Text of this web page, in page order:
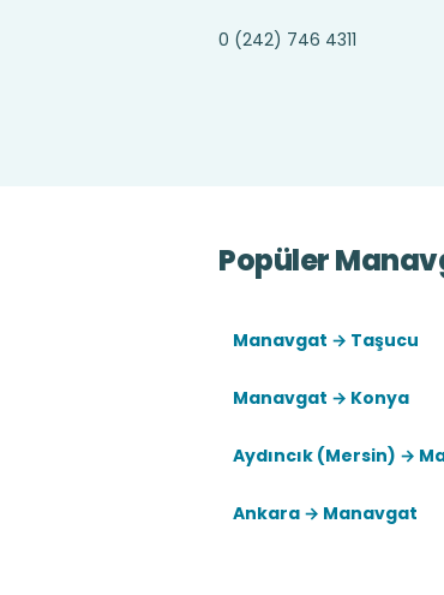
0 (242) 746 4311
Popüler
Manavgat → Taşucu
Manavgat → Konya
Aydıncık (Mersin) →
Ankara → Manavgat